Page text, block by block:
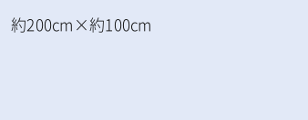
約200cm×約100cm